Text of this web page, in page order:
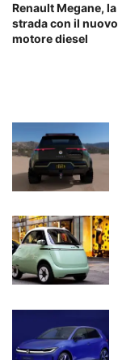
Renault Megane,
strada con il
motore diesel